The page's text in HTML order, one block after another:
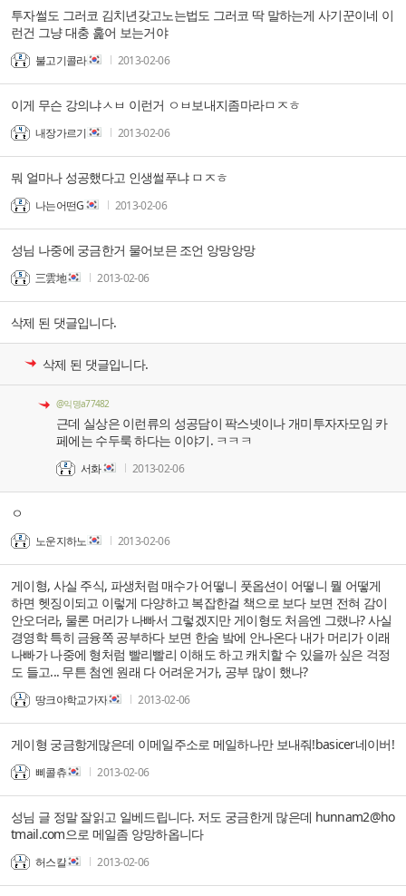
투자썰도 그러코 김치년갖고노는법도 그러코 딱 말하는게 사기꾼이네 이
런건 그냥 대충 훑어 보는거야
불고기콜라 2013-02-06
이게 무슨 강의냐ㅅㅂ 이런거 ㅇㅂ보내지좀마라ㅁㅈㅎ
내장가르기 2013-02-06
뭐 얼마나 성공했다고 인생썰푸냐 ㅁㅈㅎ
나는어떤G 2013-02-06
성님 나중에 궁금한거 물어보믄 조언 앙망앙망
三雲地 2013-02-06
삭제 된 댓글입니다.
삭제 된 댓글입니다.
@익명a77482
근데 실상은 이런류의 성공담이 팍스넷이나 개미투자자모임 카
페에는 수두룩 하다는 이야기. ㅋㅋㅋ
서화 2013-02-06
ㅇ
노운지하노 2013-02-06
게이형, 사실 주식, 파생처럼 매수가 어떻니 풋옵션이 어떻니 뭘 어떻게
하면 헷징이되고 이렇게 다양하고 복잡한걸 책으로 보다 보면 전혀 감이
안오더라, 물론 머리가 나빠서 그렇겠지만 게이형도 처음엔 그랬나? 사실
경영학 특히 금융쪽 공부하다 보면 한숨 밬에 안나온다 내가 머리가 이래
나빠가 나중에 형처럼 빨리빨리 이해도 하고 캐치할 수 있을까 싶은 걱정
도 들고... 무튼 첨엔 원래 다 어려운거가, 공부 많이 했나?
땅크야학교가자 2013-02-06
게이형 궁금항게많은데 이메일주소로 메일하나만 보내줘!basicer네이버!
삐콜츄 2013-02-06
성님 글 정말 잘읽고 일베드립니다. 저도 궁금한게 많은데 hunnam2@ho
tmail.com으로 메일좀 앙망하옵니다
허스칼 2013-02-06